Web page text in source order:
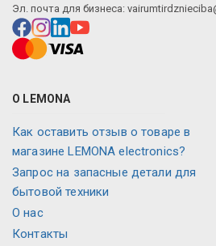
Эл. почта для бизнеса:
О LEMONA
Как оставить отзыв о товаре в
магазине LEMONA electronics?
Запрос на запасные детали для
бытовой техники
О нас
Контакты